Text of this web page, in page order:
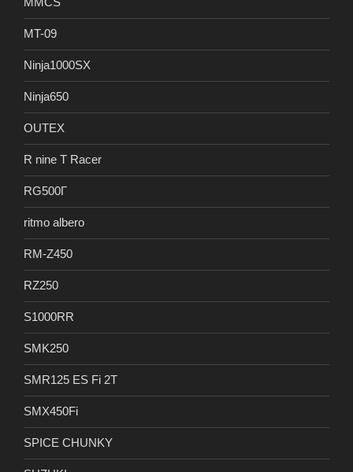
MT-09
Ninja1000SX
Ninja650
OUTEX
R nine T Racer
RG500Γ
ritmo albero
RM-Z450
RZ250
S1000RR
SMK250
SMR125 ES Fi 2T
SMX450Fi
SPICE CHUNKY